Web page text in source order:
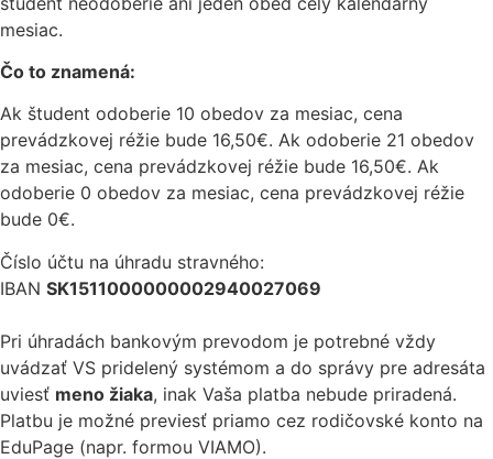
mesiac.
Čo to znamená:
Ak študent odoberie 10 obedov za mesiac, cena
prevádzkovej réžie bude 16,50€. Ak odoberie 21 obedov
za mesiac, cena prevádzkovej réžie bude 16,50€. Ak
odoberie 0 obedov za mesiac, cena prevádzkovej réžie
bude 0€.
Číslo účtu na úhradu stravného:
IBAN SK1511000000002940027069
Pri úhradách bankovým prevodom je potrebné vždy
uvádzať VS pridelený systémom a do správy pre adresáta
uviesť meno žiaka, inak Vaša platba nebude priradená.
Platbu je možné previesť priamo cez rodičovské konto na
EduPage (napr. formou VIAMO).